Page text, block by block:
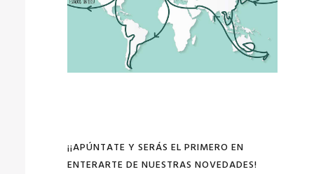
¡¡APÚNTATE Y SERÁS EL PRIMERO EN
ENTERARTE DE NUESTRAS NOVEDADES!